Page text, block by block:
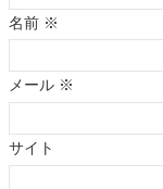
名前 ※
メール ※
サイト